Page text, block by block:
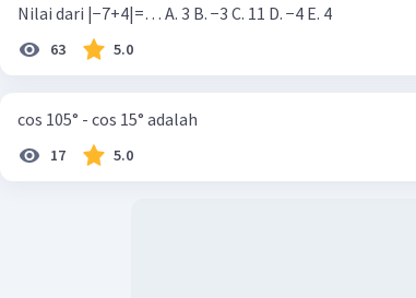
Nilai dari |−7+4|=… A. 3 B. −3 C. 11 D. −4 E. 4
63 5.0
cos 105° - cos 15° adalah
17 5.0